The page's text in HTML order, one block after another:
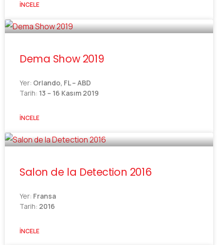
İNCELE
Dema Show 2019
Yer: Orlando, FL – ABD
Tarih: 13 – 16 Kasım 2019
İNCELE
Salon de la Detection 2016
Yer: Fransa
Tarih: 2016
İNCELE